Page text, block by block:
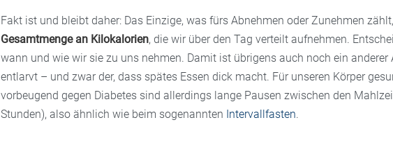
Fakt ist und bleibt daher: Das Einzige, was fürs Abnehmen oder Zunehmen
Gesamtmenge an Kilokalorien, die wir über den Tag verteilt aufnehmen.
wann und wie wir sie zu uns nehmen. Damit ist übrigens auch noch ein anderer
entlarvt – und zwar der, dass spätes Essen dick macht. Für unseren Körper
vorbeugend gegen Diabetes sind allerdings lange Pausen zwischen den
Stunden), also ähnlich wie beim sogenannten Intervallfasten.